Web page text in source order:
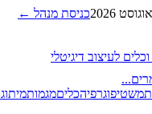
כניסת מנהל ←
לעיצוב דיגיטלי
טיפוגרפיהכליםמגמותמיתוג